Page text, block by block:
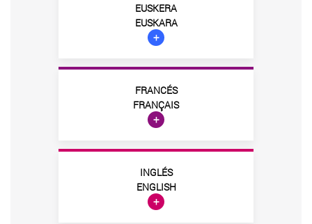
EUSKERA
EUSKARA
+
FRANCÉS
FRANÇAIS
+
INGLÉS
ENGLISH
+